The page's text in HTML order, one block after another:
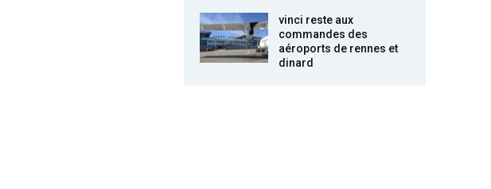
vinci reste aux
commandes des
aéroports de rennes et
dinard